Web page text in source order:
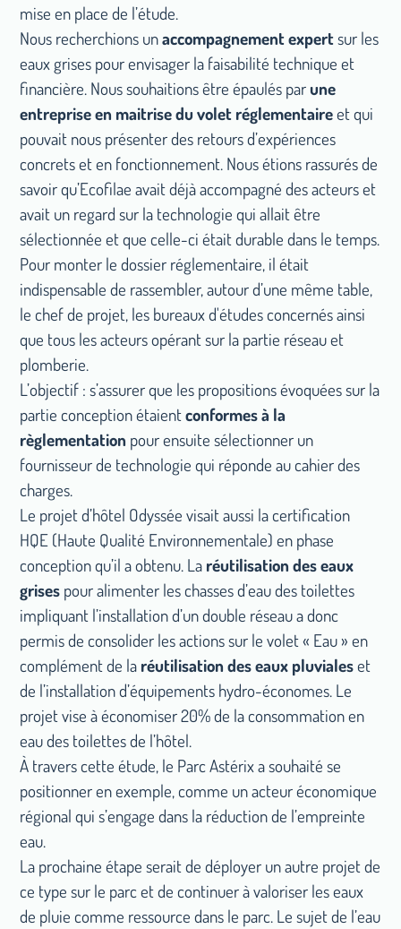
mise en place de l’étude.
Nous recherchions unaccompagnement expertsur les
eaux grises pour envisager la faisabilité technique et
financière. Nous souhaitions être épaulés parune
entreprise en maitrise du volet réglementaireet qui
pouvait nous présenter des retours d’expériences
concrets et en fonctionnement. Nous étions rassurés de
savoir qu’Ecofilae avait déjà accompagné des acteurs et
avait un regard sur la technologie qui allait être
sélectionnée et que celle-ci était durable dans le temps.
Pour monter le dossier réglementaire, il était
indispensable de rassembler, autour d’une même table,
le chef de projet, les bureaux d'études concernés ainsi
que tous les acteurs opérant sur la partie réseau et
plomberie.
L’objectif : s’assurer que les propositions évoquées sur la
partie conception étaientconformes à la
règlementation pour ensuite sélectionner un
fournisseur de technologie qui réponde au cahier des
charges.
Le projet d’hôtel Odyssée visait aussi la certification
HQE (Haute Qualité Environnementale) en phase
conception qu’il a obtenu. La réutilisation des eaux
grises pour alimenter les chasses d’eau des toilettes
impliquant l’installation d’un double réseau a donc
permis de consolider les actions sur le volet « Eau » en
complément de la réutilisation des eaux pluvialeset
de l’installation d’équipements hydro-économes. Le
projet vise à économiser 20% de la consommation en
eau des toilettes de l’hôtel.
À travers cette étude, le Parc Astérix a souhaité se
positionner en exemple, comme un acteur économique
régional qui s’engage dans la réduction de l’empreinte
eau.
La prochaine étape serait de déployer un autre projet de
ce type sur le parc et de continuer à valoriser les eaux
de pluie comme ressource dans le parc. Le sujet de l’eau